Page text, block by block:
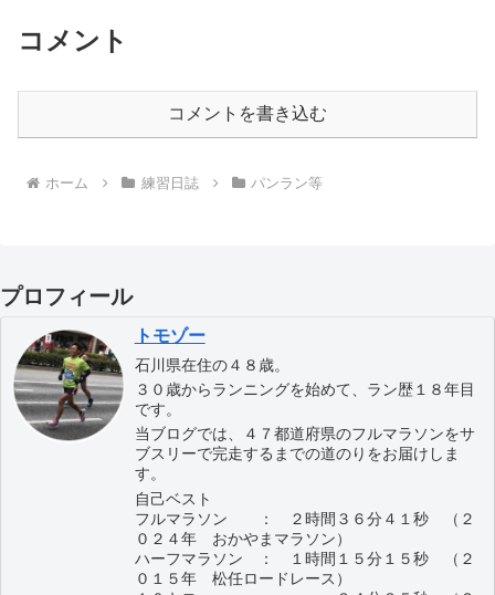
コメント
コメントを書き込む
ホーム 練習日誌 パンラン等
プロフィール
トモゾー
石川県在住の４８歳。
３０歳からランニングを始めて、ラン歴１８年目
です。
当ブログでは、４７都道府県のフルマラソンをサ
ブスリーで完走するまでの道のりをお届けしま
す。
自己ベスト
フルマラソン ： ２時間３６分４１秒 （２
０２４年 おかやまマラソン）
ハーフマラソン ： １時間１５分１５秒 （２
０１５年 松任ロードレース）